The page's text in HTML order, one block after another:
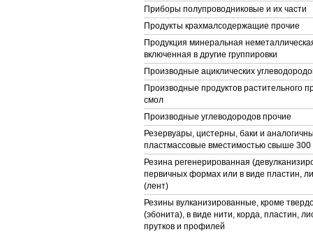
Приборы полупроводниковые и их части
Продукты крахмалсодержащие прочие
Продукция минеральная
включенная в другие группировки
Производные ациклических
Производные продуктов растительного
смол
Производные углеводородов прочие
Резервуары, цистерны, баки и
пластмассовые вместимостью свыше 300
Резина регенерированная
первичных формах или в виде пластин,
(лент)
Резины вулканизированные, кроме
(эбонита), в виде нити, корда, пластин,
прутков и профилей